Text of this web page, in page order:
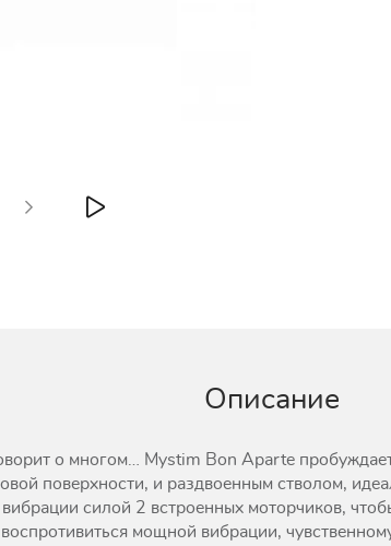
Описание
о многом… Mystim Bon Aparte
поверхности, и раздвоенным стволом,
силой 2 встроенных моторчиков,
мощной вибрации,